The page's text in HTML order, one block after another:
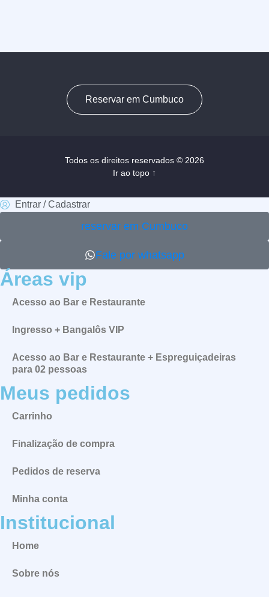
Reservar em Cumbuco
Todos os direitos reservados © 2026
Ir ao topo ↑
Entrar / Cadastrar
reservar em Cumbuco
Fale por whatsapp
Áreas vip
Acesso ao Bar e Restaurante
Ingresso + Bangalôs VIP
Acesso ao Bar e Restaurante + Espreguiçadeiras
para 02 pessoas
Meus pedidos
Carrinho
Finalização de compra
Pedidos de reserva
Minha conta
Institucional
Home
Sobre nós